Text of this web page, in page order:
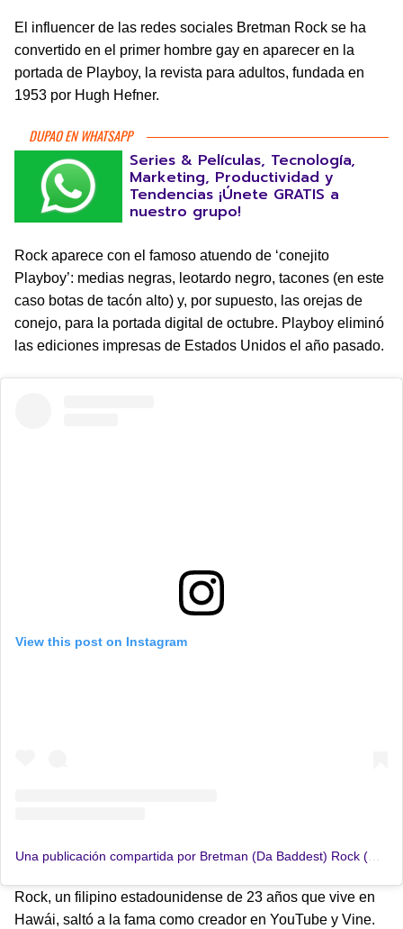
El influencer de las redes sociales Bretman Rock se ha
convertido en el primer hombre gay en aparecer en la
portada de Playboy, la revista para adultos, fundada en
1953 por Hugh Hefner.
DUPAO EN WHATSAPP
Series & Películas, Tecnología,
Marketing, Productividad y
Tendencias ¡Únete GRATIS a
nuestro grupo!
Rock aparece con el famoso atuendo de ‘conejito
Playboy’: medias negras, leotardo negro, tacones (en este
caso botas de tacón alto) y, por supuesto, las orejas de
conejo, para la portada digital de octubre. Playboy eliminó
las ediciones impresas de Estados Unidos el año pasado.
View this post on Instagram
Una publicación compartida por Bretman (Da Baddest) Rock (@bretmanrock)
Rock, un filipino estadounidense de 23 años que vive en
Hawái, saltó a la fama como creador en YouTube y Vine.